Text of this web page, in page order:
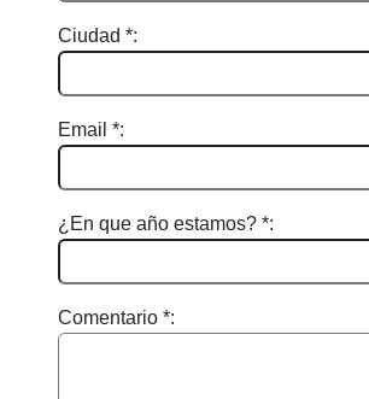
Ciudad *:
Email *:
¿En que año estamos? *:
Comentario *: